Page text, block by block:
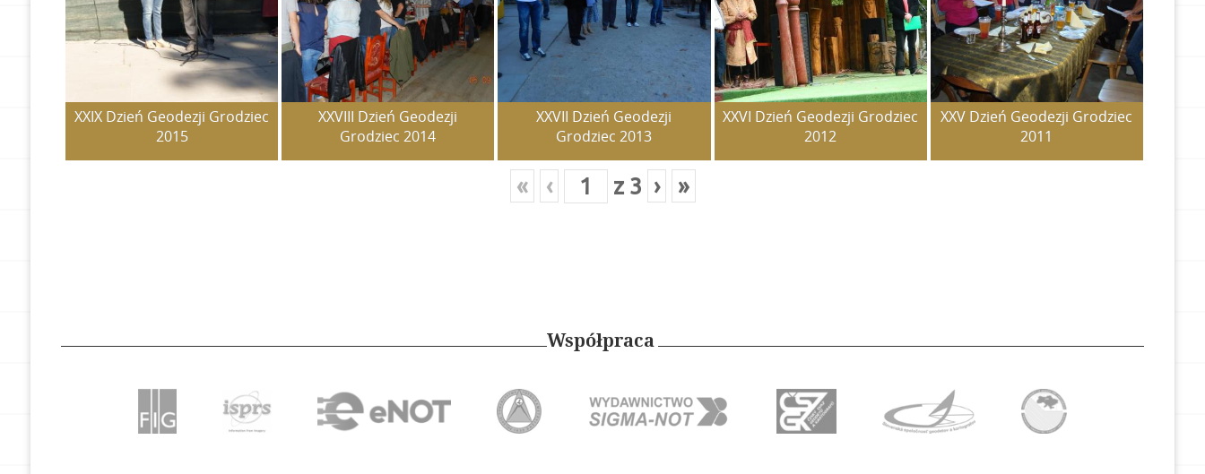
XXIX Dzień Geodezji Grodziec
2015
XXVIII Dzień Geodezji
Grodziec 2014
XXVII Dzień Geodezji
Grodziec 2013
XXVI Dzień Geodezji Grodziec
2012
XXV Dzień Geodezji Grodziec
2011
« ‹ z 3 › »
Współpraca